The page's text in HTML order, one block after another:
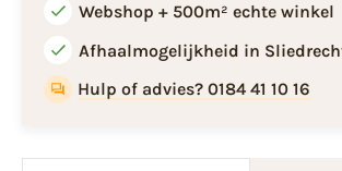
Webshop + 500m² echte winkel
Afhaalmogelijkheid in
Hulp of advies? 0184 41 10 16